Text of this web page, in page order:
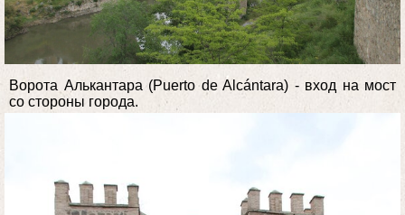
Ворота Алькантара (Puerto de Alcántara) - вход на мост
со стороны города.